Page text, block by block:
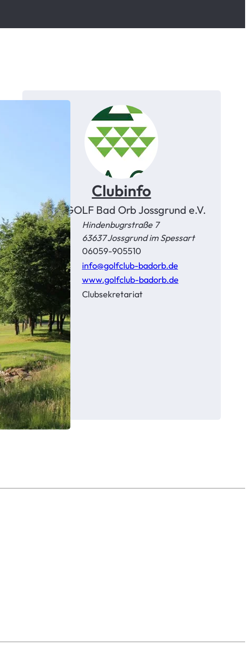
Clubinfo
ALEA GOLF Bad Orb Jossgrund e.V.
Hindenbugrstraße 7
63637 Jossgrund im Spessart
06059-905510
info@golfclub-badorb.de
www.golfclub-badorb.de
Clubsekretariat